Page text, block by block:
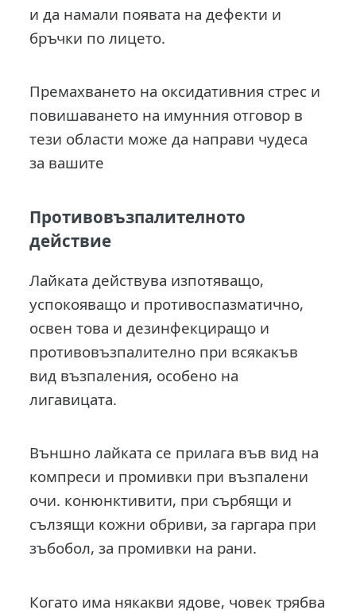
и да намали появата на дефекти и
бръчки по лицето.
Премахването на оксидативния стрес и
повишаването на имунния отговор в
тези области може да направи чудеса
за вашите
Противовъзпалителното
действие
Лайката действува изпотяващо,
успокояващо и противоспазматично,
освен това и дезинфекциращо и
противовъзпалително при всякакъв
вид възпаления, особено на
лигавицата.
Външно лайката се прилага във вид на
компреси и промивки при възпалени
очи. конюнктивити, при сърбящи и
сълзящи кожни обриви, за гаргара при
зъбобол, за промивки на рани.
Когато има някакви ядове, човек трябва